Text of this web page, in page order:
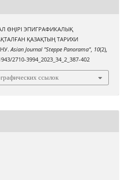
ӨҢІРІ ЭПИГРАФИКАЛЫҚ
ҚАЗАҚТЫҢ ТАРИХИ
Asian Journal "Steppe Panorama", 10(2),
2710-3994_2023_34_2_387-402
ссылок